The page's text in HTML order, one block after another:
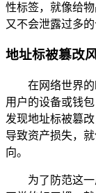
性标签，就像给
又不会泄露过多的
地址标被篡改
在网络世界
用户的设备或钱
发现地址标被篡
导致资产损失，
向。
为了防范这